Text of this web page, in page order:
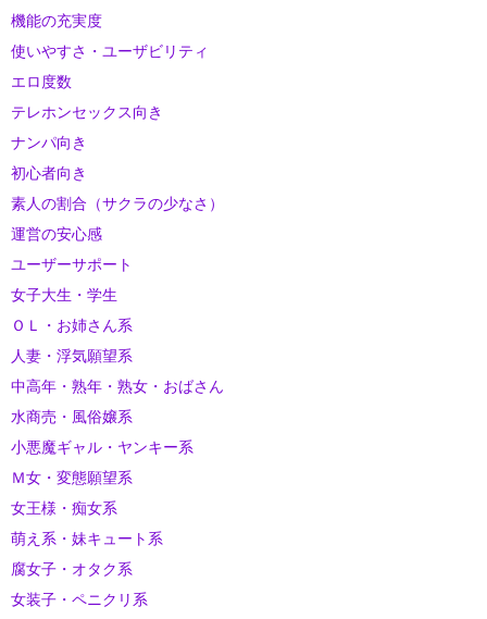
機能の充実度
使いやすさ・ユーザビリティ
エロ度数
テレホンセックス向き
ナンパ向き
初心者向き
素人の割合（サクラの少なさ）
運営の安心感
ユーザーサポート
女子大生・学生
ＯＬ・お姉さん系
人妻・浮気願望系
中高年・熟年・熟女・おばさん
水商売・風俗嬢系
小悪魔ギャル・ヤンキー系
Ｍ女・変態願望系
女王様・痴女系
萌え系・妹キュート系
腐女子・オタク系
女装子・ペニクリ系